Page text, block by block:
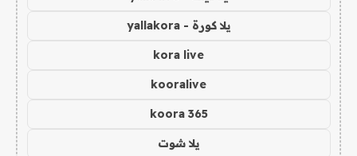
يلا كورة - yallakora
kora live
kooralive
koora 365
يلا شوت